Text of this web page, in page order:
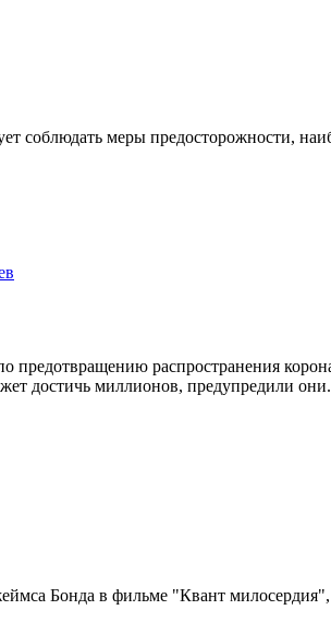
соблюдать меры предосторожности,
предотвращению распространения
достичь миллионов, предупредили они.
Бонда в фильме "Квант